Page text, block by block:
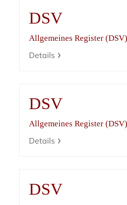
DSV
Allgemeines Register (DSV)
Details
DSV
Allgemeines Register (DSV)
Details
DSV